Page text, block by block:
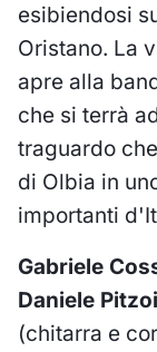
esibiendosi
Oristano. La
apre alla
che si terrà
traguardo
di Olbia in
importanti
Gabriele
Daniele Pitzoi
(chitarra e